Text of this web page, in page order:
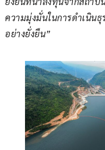
ความมุ่งมั่นในการดำเนิน
อย่างยั่งยืน”